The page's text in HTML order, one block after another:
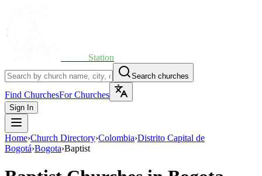
Station
Search churches
Find ChurchesFor Churches
Sign In
Home›Church Directory›Colombia›Distrito Capital de
Bogotá›Bogota›Baptist